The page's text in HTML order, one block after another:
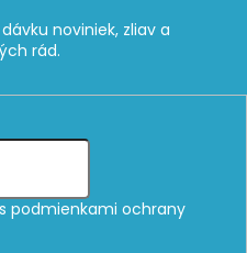
podmienkami ochrany